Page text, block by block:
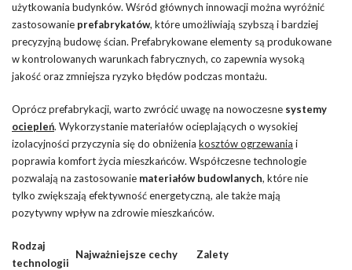
użytkowania budynków. Wśród głównych innowacji można wyróżnić
zastosowanie prefabrykatów, które umożliwiają szybszą i bardziej
precyzyjną budowę ścian. Prefabrykowane elementy są produkowane
w kontrolowanych warunkach fabrycznych, co zapewnia wysoką
jakość oraz zmniejsza ryzyko błędów podczas montażu.
Oprócz prefabrykacji, warto zwrócić uwagę na nowoczesne systemy
ociepleń. Wykorzystanie materiałów ocieplających o wysokiej
izolacyjności przyczynia się do obniżenia kosztów ogrzewania i
poprawia komfort życia mieszkańców. Współczesne technologie
pozwalają na zastosowanie materiałów budowlanych, które nie
tylko zwiększają efektywność energetyczną, ale także mają
pozytywny wpływ na zdrowie mieszkańców.
Rodzaj
technologii
Najważniejsze cechy Zalety